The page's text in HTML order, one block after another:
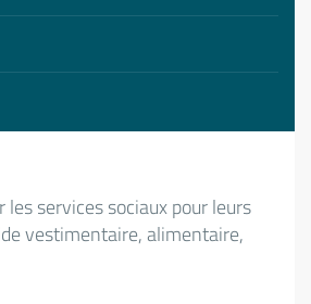
services sociaux pour leurs
vestimentaire, alimentaire,